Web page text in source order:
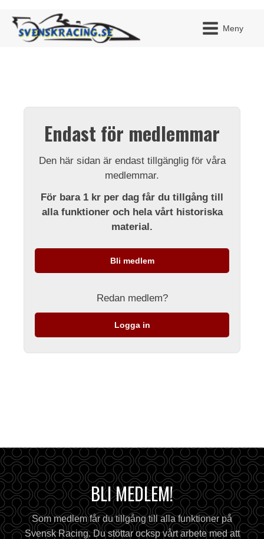
Meny
Endast för medlemmar
Den här sidan är endast tillgänglig för våra
medlemmar.
För bara 1 kr per dag får du tillgång till
alla funktioner och hela vårt historiska
material.
Bli medlem
Redan medlem?
Logga in
BLI MEDLEM!
Som medlem får du tillgång till alla funktioner på
Svensk Racing. Du stöttar ocksp vårt arbete med att